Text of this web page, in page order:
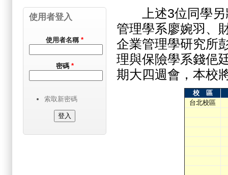
上述3位同學另
管理學系廖婉羽、
企業管理學研究所
理與保險學系錢俋
期大四週會，本校
校 區
台北校區
使用者登入
使用者名稱 *
密碼 *
索取新密碼